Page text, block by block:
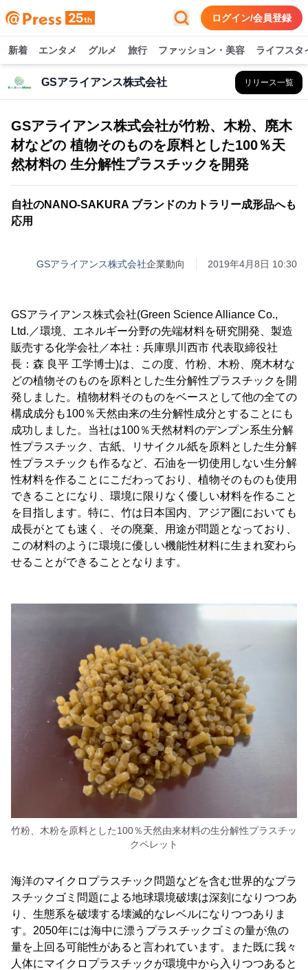
ログイン/会員登録
新着 エンタメ グルメ 旅行 ファッション・美容 ライフスタ
GSアライアンス株式会社 リリース一覧
GSアライアンス株式会社が竹粉、木粉、廃木
材などの 植物そのものを原料とした100％天
然材料の 生分解性プラスチックを開発
自社のNANO-SAKURA ブランドのカトラリー成形品へも
応用
GSアライアンス株式会社企業動向 2019年4月8日 10:30
GSアライアンス株式会社(Green Science Alliance Co.,
Ltd.／環境、エネルギー分野の先端材料を研究開発、製造
販売する化学会社／本社：兵庫県川西市 代表取締役社
長：森 良平 工学博士)は、この度、竹粉、木粉、廃木材な
どの植物そのものを原料とした生分解性プラスチックを開
発しました。植物材料そのものをベースとして他の全ての
構成成分も100％天然由来の生分解性成分とすることにも
成功しました。当社は100％天然材料のデンプン系生分解
性プラスチック、古紙、リサイクル紙を原料とした生分解
性プラスチックも作るなど、石油を一切使用しない生分解
性材料を作ることにこだわっており、植物そのものも使用
できることになり、環境に限りなく優しい材料を作ること
を目指します。特に、竹は日本国内、アジア圏においても
成長がとても速く、その廃棄、用途が問題となっており、
この材料のように環境に優しい機能性材料に生まれ変わら
せることができることとなります。
竹粉、木粉を原料とした100％天然由来材料の生分解性プラスチッ
クペレット
海洋のマイクロプラスチック問題などを含む世界的なプラ
スチックゴミ問題による地球環境破壊は深刻になりつつあ
り、生態系を破壊する壊滅的なレベルになりつつありま
す。2050年には海中に漂うプラスチックゴミの量が魚の
量を上回る可能性があると言われています。また既に我々
人体にマイクロプラスチックが環境中から入りつつあると